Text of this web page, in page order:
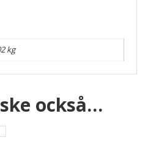
kg
också…